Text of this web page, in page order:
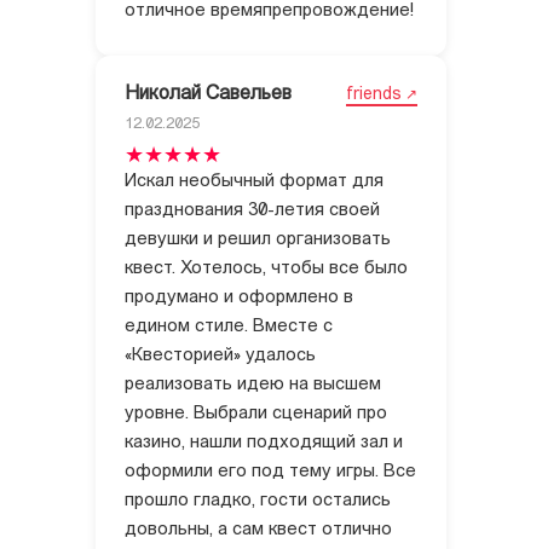
отличное времяпрепровождение!
Николай Савельев friends
12.02.2025
Искал необычный формат для
празднования 30-летия своей
девушки и решил организовать
квест. Хотелось, чтобы все было
продумано и оформлено в
едином стиле. Вместе с
«Квесторией» удалось
реализовать идею на высшем
уровне. Выбрали сценарий про
казино, нашли подходящий зал и
оформили его под тему игры. Все
прошло гладко, гости остались
довольны, а сам квест отлично